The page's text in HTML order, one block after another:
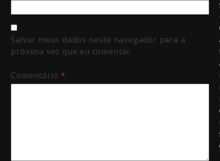
Salvar meus dados neste navegador para a
próxima vez que eu comentar.
Comentário*